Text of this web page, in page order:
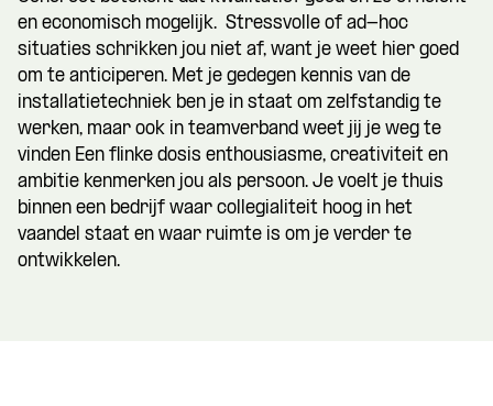
en economisch mogelijk. Stressvolle of ad-hoc
situaties schrikken jou niet af, want je weet hier goed
om te anticiperen. Met je gedegen kennis van de
installatietechniek ben je in staat om zelfstandig te
werken, maar ook in teamverband weet jij je weg te
vinden Een flinke dosis enthousiasme, creativiteit en
ambitie kenmerken jou als persoon. Je voelt je thuis
binnen een bedrijf waar collegialiteit hoog in het
vaandel staat en waar ruimte is om je verder te
ontwikkelen.